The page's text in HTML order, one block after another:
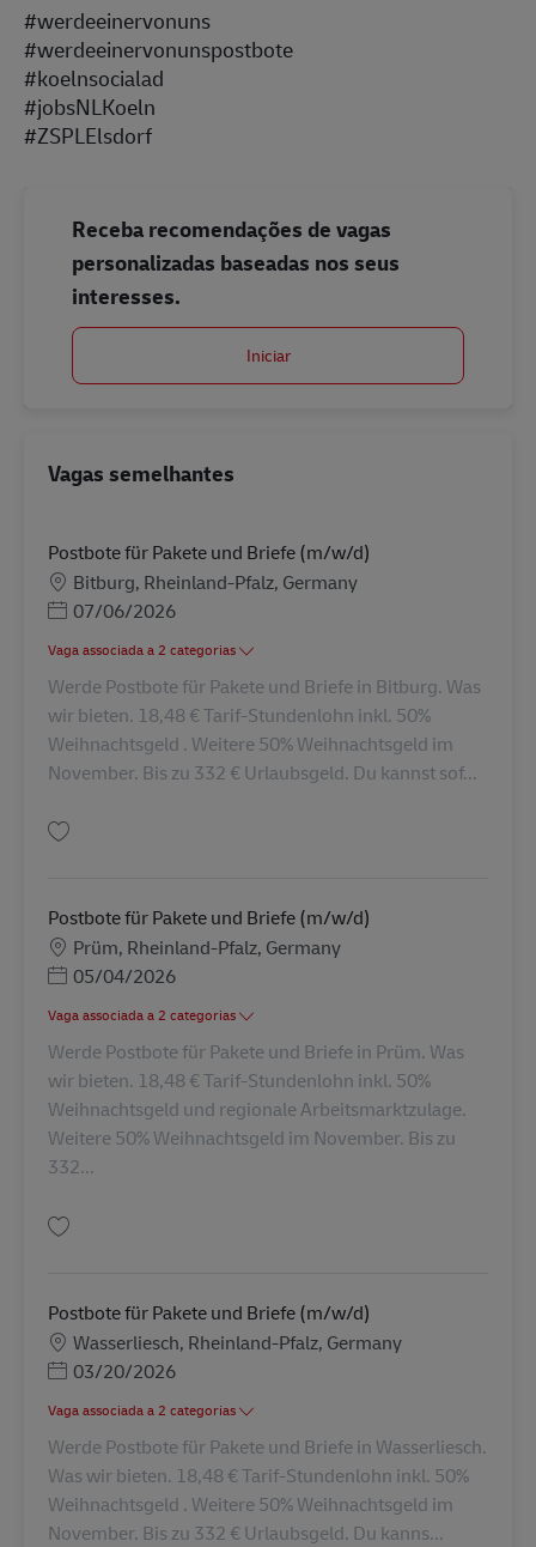
#werdeeinervonuns
#werdeeinervonunspostbote
#koelnsocialad
#jobsNLKoeln
#ZSPLElsdorf
Receba recomendações de vagas
personalizadas baseadas nos seus
interesses.
Iniciar
Vagas semelhantes
Postbote für Pakete und Briefe (m/w/d)
Localização
Bitburg, Rheinland-Pfalz, Germany
Posted Date
07/06/2026
Vaga associada a 2 categorias
Werde Postbote für Pakete und Briefe in Bitburg. Was
wir bieten. 18,48 € Tarif-Stundenlohn inkl. 50%
Weihnachtsgeld . Weitere 50% Weihnachtsgeld im
November. Bis zu 332 € Urlaubsgeld. Du kannst sof...
Postbote für Pakete und Briefe (m/w/d)
Localização
Prüm, Rheinland-Pfalz, Germany
Posted Date
05/04/2026
Vaga associada a 2 categorias
Werde Postbote für Pakete und Briefe in Prüm. Was
wir bieten. 18,48 € Tarif-Stundenlohn inkl. 50%
Weihnachtsgeld und regionale Arbeitsmarktzulage.
Weitere 50% Weihnachtsgeld im November. Bis zu
332...
Postbote für Pakete und Briefe (m/w/d)
Localização
Wasserliesch, Rheinland-Pfalz, Germany
Posted Date
03/20/2026
Vaga associada a 2 categorias
Werde Postbote für Pakete und Briefe in Wasserliesch.
Was wir bieten. 18,48 € Tarif-Stundenlohn inkl. 50%
Weihnachtsgeld . Weitere 50% Weihnachtsgeld im
November. Bis zu 332 € Urlaubsgeld. Du kanns...